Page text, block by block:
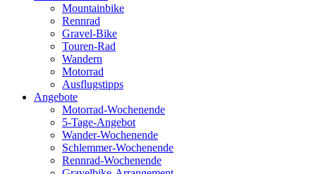
Mountainbike
Rennrad
Gravel-Bike
Touren-Rad
Wandern
Motorrad
Ausflugstipps
Angebote
Motorrad-Wochenende
5-Tage-Angebot
Wander-Wochenende
Schlemmer-Wochenende
Rennrad-Wochenende